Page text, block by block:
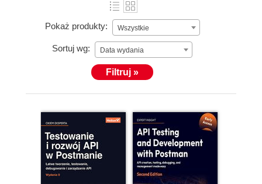
Pokaż produkty: Wszystkie
Sortuj wg: Data wydania
Filtruj »